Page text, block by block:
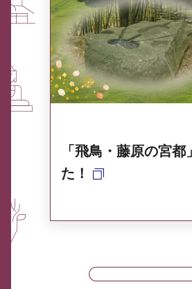
「飛鳥・藤原の宮
た！